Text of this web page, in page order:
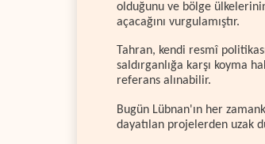
olduğunu ve bölge
açacağını vurgulamıştır.
Tahran, kendi resmî
saldırganlığa karşı koyma
referans alınabilir.
Bugün Lübnan'ın her
dayatılan projelerden uzak